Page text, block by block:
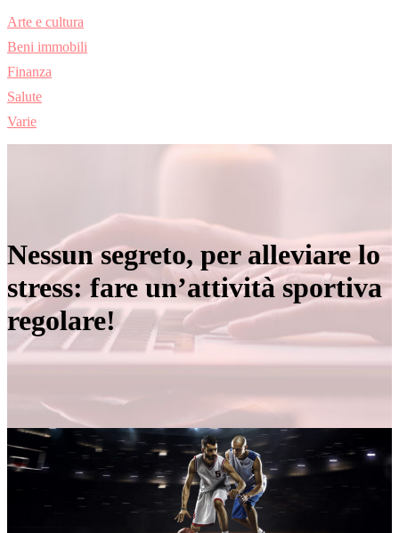
Arte e cultura
Beni immobili
Finanza
Salute
Varie
Nessun segreto, per alleviare lo
stress: fare un’attività sportiva
regolare!